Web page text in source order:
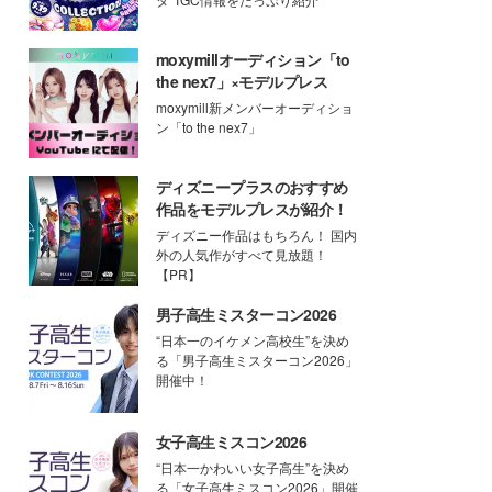
moxymillオーディション「to
the nex7」×モデルプレス
moxymill新メンバーオーディショ
ン「to the nex7」
ディズニープラスのおすすめ
作品をモデルプレスが紹介！
ディズニー作品はもちろん！ 国内
外の人気作がすべて見放題！
【PR】
男子高生ミスターコン2026
“日本一のイケメン高校生”を決め
る「男子高生ミスターコン2026」
開催中！
女子高生ミスコン2026
“日本一かわいい女子高生”を決め
る「女子高生ミスコン2026」開催